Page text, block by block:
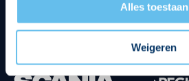
Alles toestaan
Weigeren